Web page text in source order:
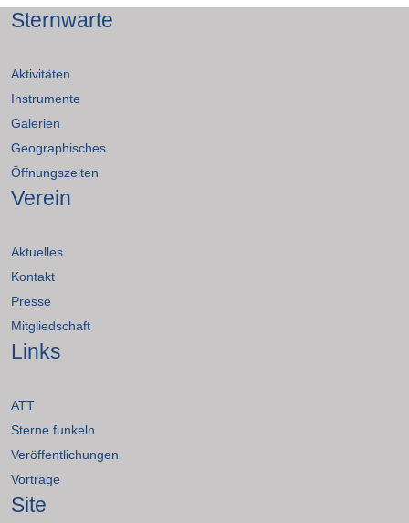
Sternwarte
Aktivitäten
Instrumente
Galerien
Geographisches
Öffnungszeiten
Verein
Aktuelles
Kontakt
Presse
Mitgliedschaft
Links
ATT
Sterne funkeln
Veröffentlichungen
Vorträge
Site